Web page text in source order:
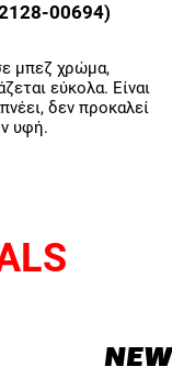
00694)
μπεζ χρώμα,
εύκολα. Είναι
δεν προκαλεί
υφή.
NEW